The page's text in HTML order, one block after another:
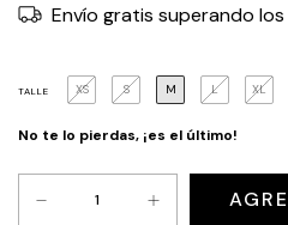
Envío gratis superando los
TALLE XS S M L XL
No te lo pierdas, ¡es el último!